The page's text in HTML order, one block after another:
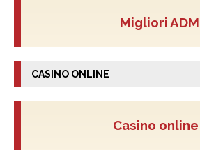
Migliori ADM
CASINO ONLINE
Casino online